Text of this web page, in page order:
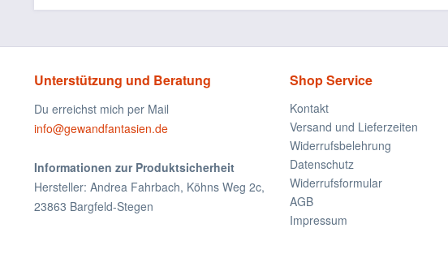
Unterstützung und Beratung
Du erreichst mich per Mail
info@gewandfantasien.de
Informationen zur Produktsicherheit
Hersteller: Andrea Fahrbach, Köhns Weg 2c,
23863 Bargfeld-Stegen
Shop Service
Kontakt
Versand und Lieferzeiten
Widerrufsbelehrung
Datenschutz
Widerrufsformular
AGB
Impressum